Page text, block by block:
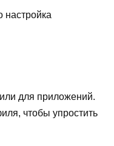
настройка
для приложений.
чтобы упростить